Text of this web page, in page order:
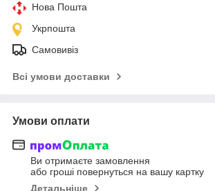
Нова Пошта
Укрпошта
Самовивіз
Всі умови доставки
Умови оплати
Ви отримаєте замовлення
або гроші повернуться на вашу картку
Детальніше